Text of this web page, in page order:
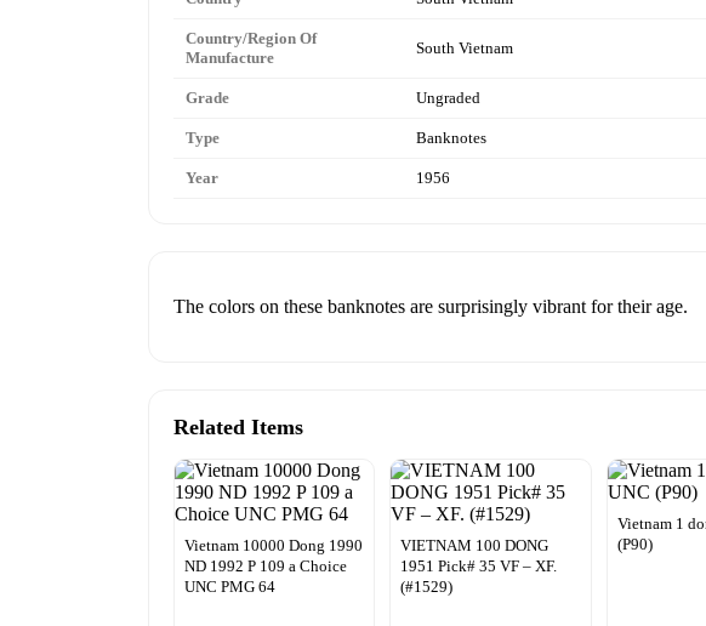
Country/Region Of
Manufacture
South Vietnam
Grade Ungraded
Type Banknotes
Year 1956
The colors on these banknotes are surprisingly vibrant for their age.
Related Items
Vietnam 10000 Dong 1990
ND 1992 P 109 a Choice
UNC PMG 64
VIETNAM 100 DONG
1951 Pick# 35 VF – XF.
(#1529)
Vietnam 1
(P90)